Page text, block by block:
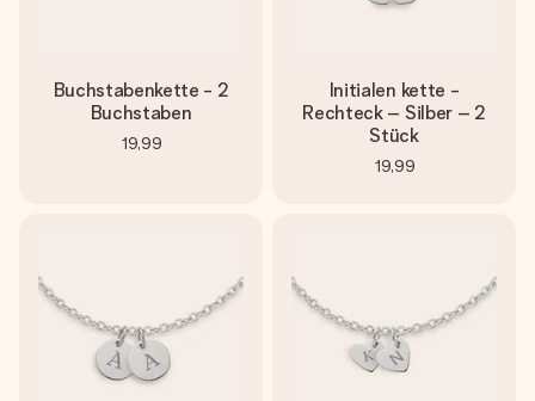
Buchstabenkette - 2
Buchstaben
19,99
Initialen kette -
Rechteck – Silber – 2
Stück
19,99